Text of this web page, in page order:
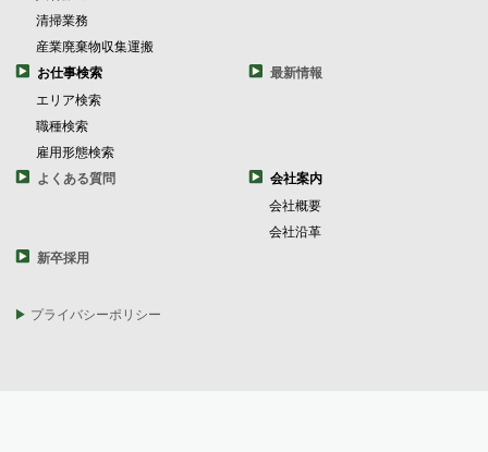
清掃業務
産業廃棄物収集運搬
お仕事検索
エリア検索
職種検索
雇用形態検索
最新情報
よくある質問
会社案内
会社概要
会社沿革
新卒採用
プライバシーポリシー